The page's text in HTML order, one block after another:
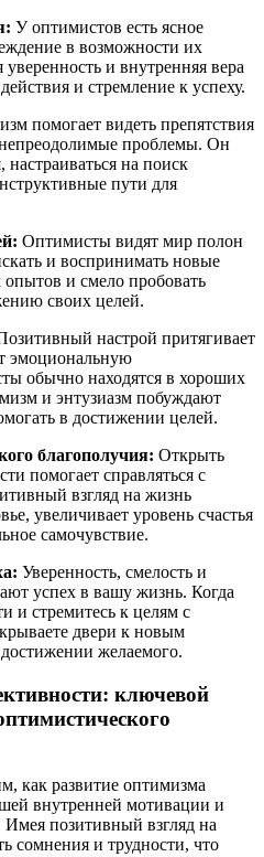
У оптимистов есть ясное
в возможности их
и внутренняя вера
и стремление к успеху.
помогает видеть препятствия
проблемы. Он
на поиск
пути для
Оптимисты видят мир полон
и воспринимать новые
и смело пробовать
своих целей.
настрой притягивает
эмоциональную
обычно находятся в хороших
и энтузиазм побуждают
в достижении целей.
благополучия: Открыть
помогает справляться с
взгляд на жизнь
увеличивает уровень счастья
самочувствие.
Уверенность, смелость и
успех в вашу жизнь. Когда
и стремитесь к целям с
двери к новым
желаемого.
ключевой
как развитие оптимизма
внутренней мотивации и
позитивный взгляд на
сомнения и трудности, что